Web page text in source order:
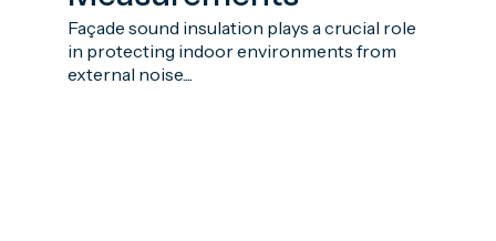
Façade sound insulation plays a crucial role
in protecting indoor environments from
external noise....